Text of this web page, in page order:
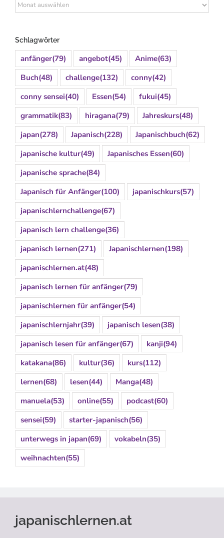
Archiv
Schlagwörter
anfänger(79) angebot(45) Anime(63)
Buch(48) challenge(132) conny(42)
conny sensei(40) Essen(54) fukui(45)
grammatik(83) hiragana(79) Jahreskurs(48)
japan(278) Japanisch(228) Japanischbuch(62)
japanische kultur(49) Japanisches Essen(60)
japanische sprache(84)
Japanisch für Anfänger(100) japanischkurs(57)
japanischlernchallenge(67)
japanisch lern challenge(36)
japanisch lernen(271) Japanischlernen(198)
japanischlernen.at(48)
japanisch lernen für anfänger(79)
japanischlernen für anfänger(54)
japanischlernjahr(39) japanisch lesen(38)
japanisch lesen für anfänger(67) kanji(94)
katakana(86) kultur(36) kurs(112)
lernen(68) lesen(44) Manga(48)
manuela(53) online(55) podcast(60)
sensei(59) starter-japanisch(56)
unterwegs in japan(69) vokabeln(35)
weihnachten(55)
japanischlernen.at